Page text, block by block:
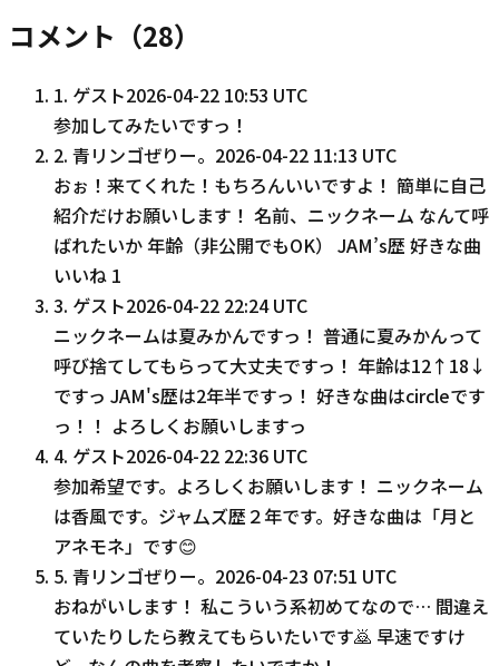
コメント（28）
1. ゲスト2026-04-22 10:53 UTC
参加してみたいですっ！
2. 青リンゴぜりー。 2026-04-22 11:13 UTC
おぉ！来てくれた！もちろんいいですよ！ 簡単に自己
紹介だけお願いします！ 名前、ニックネーム なんて呼
ばれたいか 年齢（非公開でもOK） JAM’s歴 好きな曲
いいね 1
3. ゲスト2026-04-22 22:24 UTC
ニックネームは夏みかんですっ！ 普通に夏みかんって
呼び捨てしてもらって大丈夫ですっ！ 年齢は12↑18↓
ですっ JAM's歴は2年半ですっ！ 好きな曲はcircleです
っ！！ よろしくお願いしますっ
4. ゲスト2026-04-22 22:36 UTC
参加希望です。よろしくお願いします！ ニックネーム
は香風です。ジャ厶ズ歴２年です。好きな曲は「月と
アネモネ」です😊
5. 青リンゴぜりー。 2026-04-23 07:51 UTC
おねがいします！ 私こういう系初めてなので… 間違え
ていたりしたら教えてもらいたいです🙇 早速ですけ